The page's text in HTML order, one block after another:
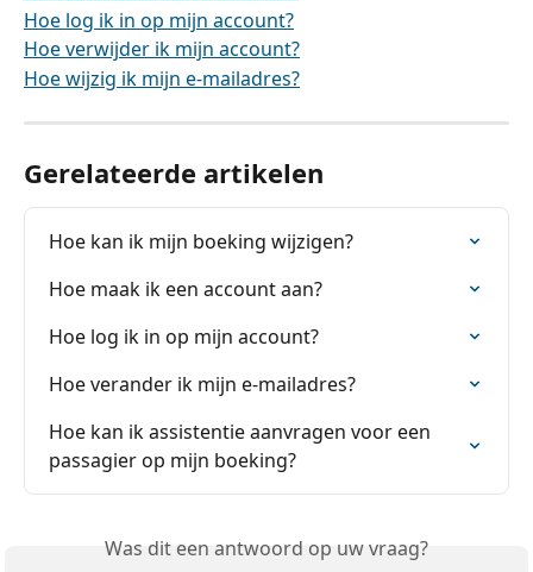
Hoe log ik in op mijn account?
Hoe verwijder ik mijn account?
Hoe wijzig ik mijn e-mailadres?
Gerelateerde artikelen
Hoe kan ik mijn boeking wijzigen?
Hoe maak ik een account aan?
Hoe log ik in op mijn account?
Hoe verander ik mijn e-mailadres?
Hoe kan ik assistentie aanvragen voor een
passagier op mijn boeking?
Was dit een antwoord op uw vraag?